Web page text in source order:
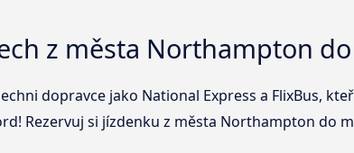
z města Northampton
dopravce jako National Express a FlixBus,
Rezervuj si jízdenku z města Northampton do